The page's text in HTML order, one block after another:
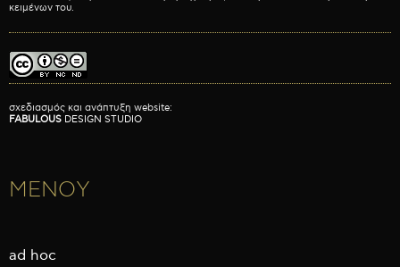
κειμένων του.
σχεδιασμός και ανάπτυξη website:
FABULOUS DESIGN STUDIO
ΜΕΝΟΥ
ad hoc